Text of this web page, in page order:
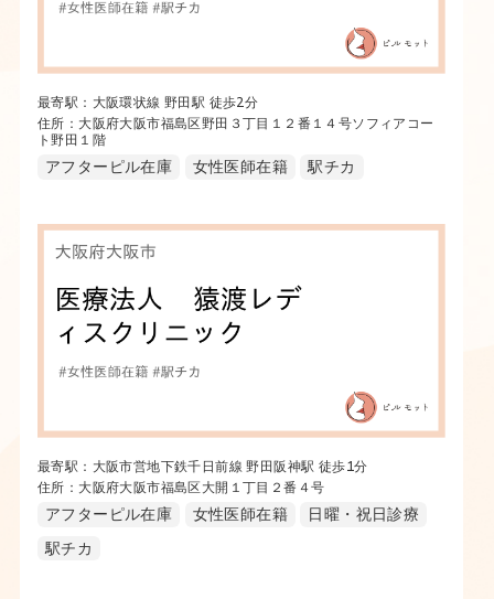
最寄駅：大阪環状線 野田駅 徒歩2分
住所：大阪府大阪市福島区野田３丁目１２番１４号ソフィアコー
ト野田１階
アフターピル在庫 女性医師在籍 駅チカ
最寄駅：大阪市営地下鉄千日前線 野田阪神駅 徒歩1分
住所：大阪府大阪市福島区大開１丁目２番４号
アフターピル在庫 女性医師在籍
日曜・祝日診療
駅チカ